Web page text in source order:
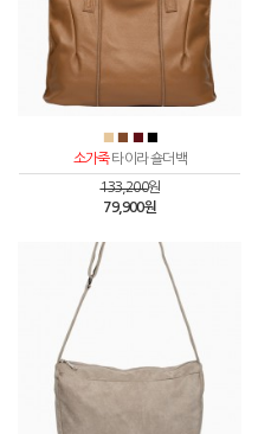
■ ■ ■ ■
소가죽타이라 숄더백
133,200원
79,900원